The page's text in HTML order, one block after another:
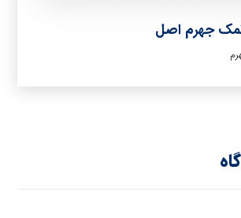
جهرم اصل